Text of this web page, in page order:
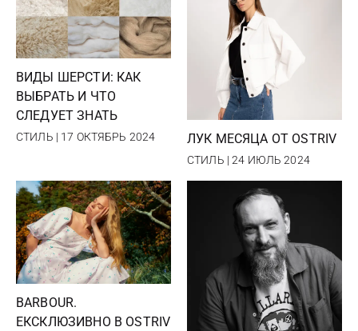
ВИДЫ ШЕРСТИ: КАК
ВЫБРАТЬ И ЧТО
СЛЕДУЕТ ЗНАТЬ
СТИЛЬ | 17 ОКТЯБРЬ 2024 ЛУК МЕСЯЦА ОТ OSTRIV
СТИЛЬ | 24 ИЮЛЬ 2024
BARBOUR.
ЕКСКЛЮЗИВНО В OSTRIV